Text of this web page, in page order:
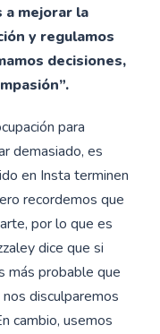
a mejorar la
y regulamos
decisiones,
para
demasiado, es
en Insta terminen
recordemos que
por lo que es
dice que si
más probable que
disculparemos
cambio, usemos